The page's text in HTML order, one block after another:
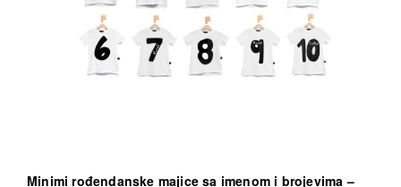
Minimi rođendanske majice sa imenom i brojevima –